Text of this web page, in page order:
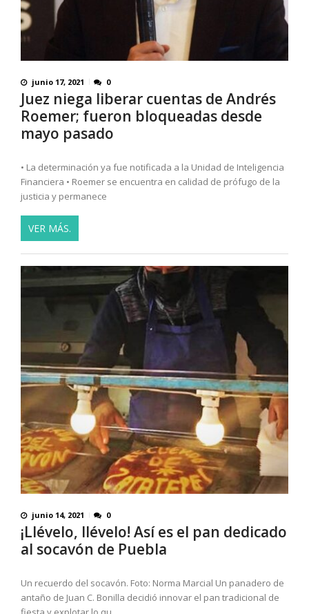
junio 17, 2021 0
Juez niega liberar cuentas de Andrés
Roemer; fueron bloqueadas desde
mayo pasado
• La determinación ya fue notificada a la Unidad de Inteligencia
Financiera • Roemer se encuentra en calidad de prófugo de la
justicia y permanece
VER MÁS.
junio 14, 2021 0
¡Llévelo, llévelo! Así es el pan dedicado
al socavón de Puebla
Un recuerdo del socavón. Foto: Norma Marcial Un panadero de
antaño de Juan C. Bonilla decidió innovar el pan tradicional de